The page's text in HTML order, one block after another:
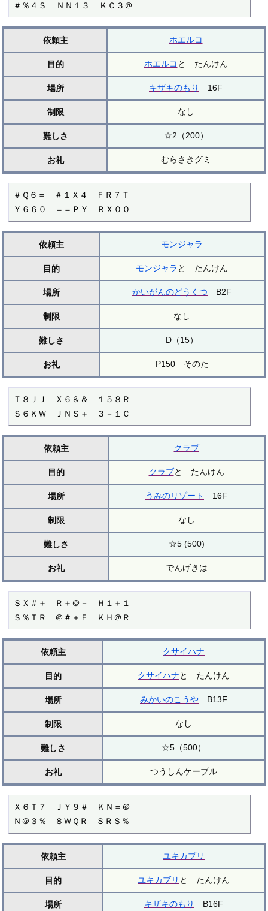
＃％４Ｓ  ＮＮ１３  ＫＣ３＠
依頼主 ホエルコ
目的 ホエルコ と たんけん
場所 キザキのもり 16F
制限 なし
難しさ ☆2（200）
お礼 むらさきグミ
＃Ｑ６＝　＃１Ｘ４　ＦＲ７Ｔ
Ｙ６６０　＝＝ＰＹ　ＲＸ００
依頼主 モンジャラ
目的 モンジャラ と たんけん
場所 かいがんのどうくつ B2F
制限 なし
難しさ D（15）
お礼 P150 そのた
Ｔ８ＪＪ　Ｘ６＆＆　１５８Ｒ
Ｓ６ＫＷ　ＪＮＳ＋　３－１Ｃ
依頼主 クラブ
目的 クラブと たんけん
場所 うみのリゾート 16F
制限 なし
難しさ ☆5 (500)
お礼 でんげきは
ＳＸ＃＋　Ｒ＋＠－　Ｈ１＋１
Ｓ％ＴＲ　＠＃＋Ｆ　ＫＨ＠Ｒ
依頼主 クサイハナ
目的 クサイハナと たんけん
場所 みかいのこうや B13F
制限 なし
難しさ ☆5（500）
お礼 つうしんケーブル
Ｘ６Ｔ７　ＪＹ９＃　ＫＮ＝＠
Ｎ＠３％　８ＷＱＲ　ＳＲＳ％
依頼主 ユキカブリ
目的 ユキカブリ と たんけん
場所 キザキのもり B16F